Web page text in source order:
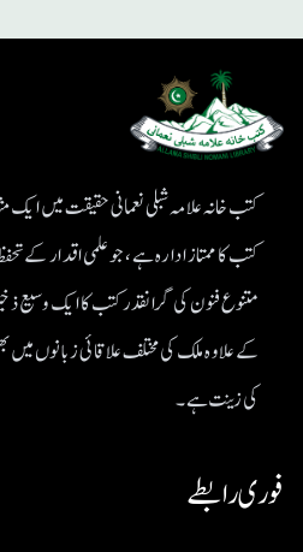
کتب خانہ علامہ شبلی نعمانی حقیقت میں ایک
کتب کا ممتاز ادارہ ہے، جو علمی اقدار کے
متنوع فنون کی گرانقدر کتب کا ایک وسیع
کے علاوہ ملک کی مختلف علاقائی زبانوں میں
کی زینت ہے۔
فوری رابطے